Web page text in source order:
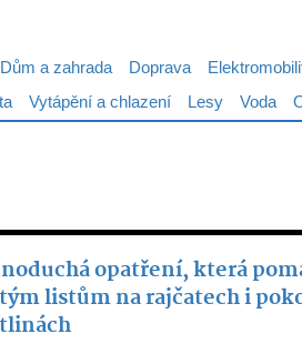
Dům a zahrada Doprava
Vytápění a chlazení Lesy Voda
opatření, která
listům na rajčatech i